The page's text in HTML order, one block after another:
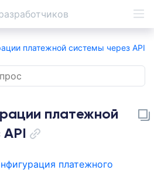
платежной системы через API
платежной
платежного